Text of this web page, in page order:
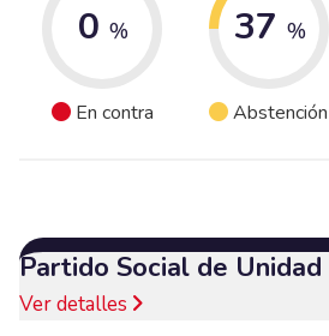
0 %
En contra
37 %
Abstención
Partido Social de
Ver detalles